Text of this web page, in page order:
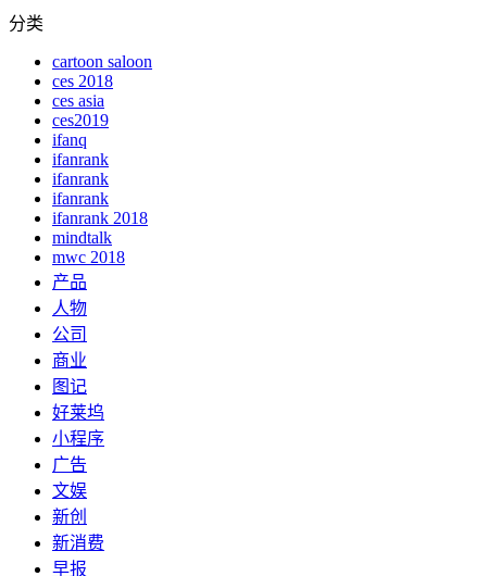
分类
cartoon saloon
ces 2018
ces asia
ces2019
ifanq
ifanrank
ifanrank
ifanrank
ifanrank 2018
mindtalk
mwc 2018
产品
人物
公司
商业
图记
好莱坞
小程序
广告
文娱
新创
新消费
早报